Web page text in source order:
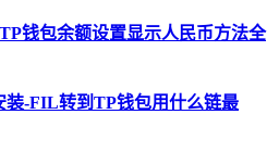
钱包余额设置显示人民币方法全
装-FIL转到TP钱包用什么链最